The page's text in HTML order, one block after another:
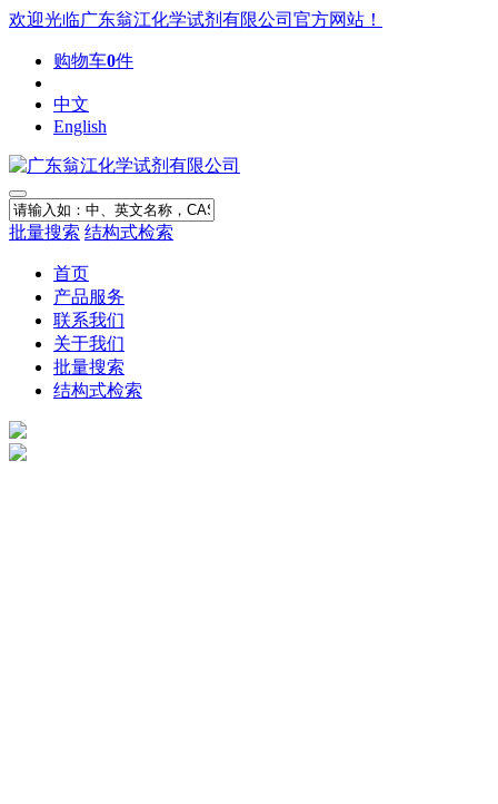
欢迎光临广东翁江化学试剂有限公司官方网站！
购物车0件
中文
English
批量搜索 结构式检索
首页
产品服务
联系我们
关于我们
批量搜索
结构式检索